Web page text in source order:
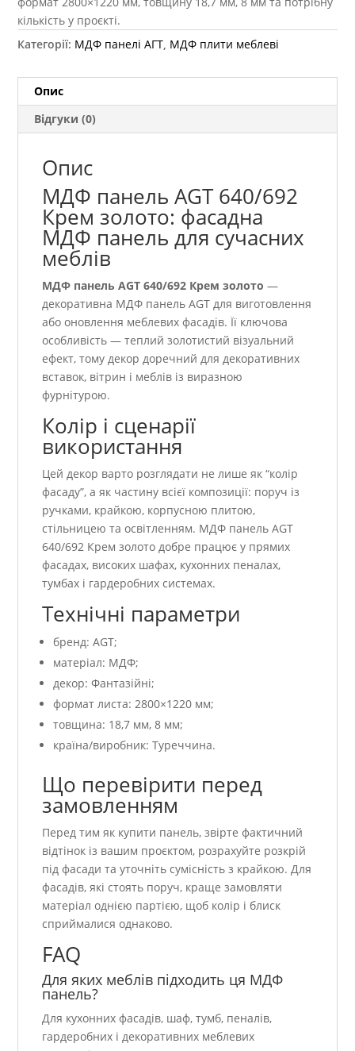
кількість у проєкті.
Категорії: МДФ панелі АГТ, МДФ плити меблеві
Опис
Відгуки (0)
Опис
МДФ панель AGT 640/692
Крем золото: фасадна
МДФ панель для сучасних
меблів
МДФ панель AGT 640/692 Крем золото —
декоративна МДФ панель AGT для виготовлення
або оновлення меблевих фасадів. Її ключова
особливість — теплий золотистий візуальний
ефект, тому декор доречний для декоративних
вставок, вітрин і меблів із виразною
фурнітурою.
Колір і сценарії
використання
Цей декор варто розглядати не лише як “колір
фасаду”, а як частину всієї композиції: поруч із
ручками, крайкою, корпусною плитою,
стільницею та освітленням. МДФ панель AGT
640/692 Крем золото добре працює у прямих
фасадах, високих шафах, кухонних пеналах,
тумбах і гардеробних системах.
Технічні параметри
бренд: AGT;
матеріал: МДФ;
декор: Фантазійні;
формат листа: 2800×1220 мм;
товщина: 18,7 мм, 8 мм;
країна/виробник: Туреччина.
Що перевірити перед
замовленням
Перед тим як купити панель, звірте фактичний
відтінок із вашим проєктом, розрахуйте розкрій
під фасади та уточніть сумісність з крайкою. Для
фасадів, які стоять поруч, краще замовляти
матеріал однією партією, щоб колір і блиск
сприймалися однаково.
FAQ
Для яких меблів підходить ця МДФ
панель?
Для кухонних фасадів, шаф, тумб, пеналів,
гардеробних і декоративних меблевих